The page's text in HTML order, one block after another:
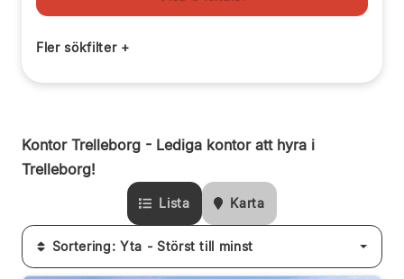
Kontor Trelleborg - Lediga kontor att hyra i
Trelleborg!
Lista Karta
Sortering: Yta - Störst till minst